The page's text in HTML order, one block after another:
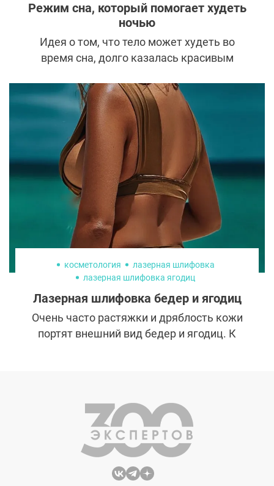
Режим сна, который помогает худеть
ночью
Идея о том, что тело может худеть во
время сна, долго казалась красивым
о другом. Ночь — это время, когда
организм работает особенно тонко,
перестраивает обмен веществ и, при
правильном ритме, действительно
начинает расходовать жировые запасы.
Сон в этом смысле становится не паузой, а
полноценным метаболическим процессом.
косметология
лазерная шлифовка
лазерная шлифовка ягодиц
Лазерная шлифовка бедер и ягодиц
Очень часто растяжки и дряблость кожи
портят внешний вид бедер и ягодиц. К
лазерной шлифовки. Рассказываем обо
всех нюансах и результатах этой
процедуры.